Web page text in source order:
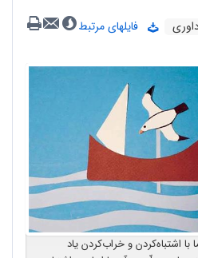
فایلهای مرتبط
با اشتباه‌کردن و خراب‌کردن یاد